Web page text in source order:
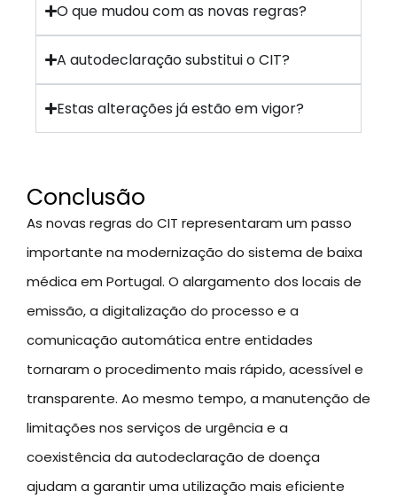
O que mudou com as novas regras?
A autodeclaração substitui o CIT?
Estas alterações já estão em vigor?
Conclusão
As novas regras do CIT representaram um passo
importante na modernização do sistema de baixa
médica em Portugal. O alargamento dos locais de
emissão, a digitalização do processo e a
comunicação automática entre entidades
tornaram o procedimento mais rápido, acessível e
transparente. Ao mesmo tempo, a manutenção de
limitações nos serviços de urgência e a
coexistência da autodeclaração de doença
ajudam a garantir uma utilização mais eficiente